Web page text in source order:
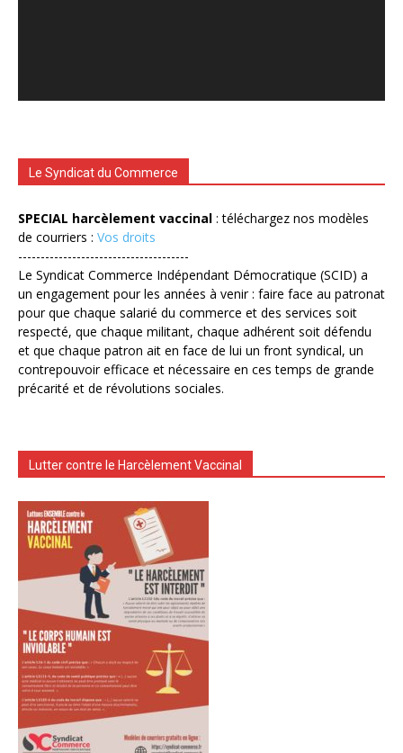
Le Syndicat du Commerce
SPECIAL harcèlement vaccinal : téléchargez nos modèles
de courriers : Vos droits
--------------------------------------
Le Syndicat Commerce Indépendant Démocratique (SCID) a
un engagement pour les années à venir : faire face au patronat
pour que chaque salarié du commerce et des services soit
respecté, que chaque militant, chaque adhérent soit défendu
et que chaque patron ait en face de lui un front syndical, un
contrepouvoir efficace et nécessaire en ces temps de grande
précarité et de révolutions sociales.
Lutter contre le Harcèlement Vaccinal